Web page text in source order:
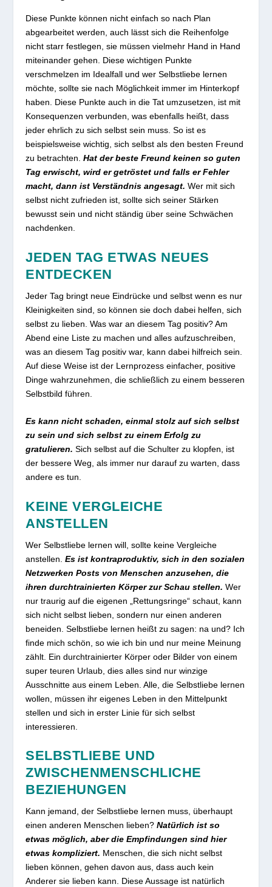
Diese Punkte können nicht einfach so nach Plan
abgearbeitet werden, auch lässt sich die Reihenfolge
nicht starr festlegen, sie müssen vielmehr Hand in Hand
miteinander gehen. Diese wichtigen Punkte
verschmelzen im Idealfall und wer Selbstliebe lernen
möchte, sollte sie nach Möglichkeit immer im Hinterkopf
haben. Diese Punkte auch in die Tat umzusetzen, ist mit
Konsequenzen verbunden, was ebenfalls heißt, dass
jeder ehrlich zu sich selbst sein muss. So ist es
beispielsweise wichtig, sich selbst als den besten Freund
zu betrachten.Hat der beste Freund keinen so guten
Tag erwischt, wird er getröstet und falls er Fehler
macht, dann ist Verständnis angesagt.Wer mit sich
selbst nicht zufrieden ist, sollte sich seiner Stärken
bewusst sein und nicht ständig über seine Schwächen
nachdenken.
JEDEN TAG ETWAS NEUES
ENTDECKEN
Jeder Tag bringt neue Eindrücke und selbst wenn es nur
Kleinigkeiten sind, so können sie doch dabei helfen, sich
selbst zu lieben. Was war an diesem Tag positiv? Am
Abend eine Liste zu machen und alles aufzuschreiben,
was an diesem Tag positiv war, kann dabei hilfreich sein.
Auf diese Weise ist der Lernprozess einfacher, positive
Dinge wahrzunehmen, die schließlich zu einem besseren
Selbstbild führen.
Es kann nicht schaden, einmal stolz auf sich selbst
zu sein und sich selbst zu einem Erfolg zu
gratulieren. Sich selbst auf die Schulter zu klopfen, ist
der bessere Weg, als immer nur darauf zu warten, dass
andere es tun.
KEINE VERGLEICHE
ANSTELLEN
Wer Selbstliebe lernen will, sollte keine Vergleiche
anstellen.Es ist kontraproduktiv, sich in den sozialen
Netzwerken Posts von Menschen anzusehen, die
ihren durchtrainierten Körper zur Schau stellen.Wer
nur traurig auf die eigenen „Rettungsringe“ schaut, kann
sich nicht selbst lieben, sondern nur einen anderen
beneiden. Selbstliebe lernen heißt zu sagen: na und? Ich
finde mich schön, so wie ich bin und nur meine Meinung
zählt. Ein durchtrainierter Körper oder Bilder von einem
super teuren Urlaub, dies alles sind nur winzige
Ausschnitte aus einem Leben. Alle, die Selbstliebe lernen
wollen, müssen ihr eigenes Leben in den Mittelpunkt
stellen und sich in erster Linie für sich selbst
interessieren.
SELBSTLIEBE UND
ZWISCHENMENSCHLICHE
BEZIEHUNGEN
Kann jemand, der Selbstliebe lernen muss, überhaupt
einen anderen Menschen lieben?Natürlich ist so
etwas möglich, aber die Empfindungen sind hier
etwas kompliziert. Menschen, die sich nicht selbst
lieben können, gehen davon aus, dass auch kein
Anderer sie lieben kann. Diese Aussage ist natürlich